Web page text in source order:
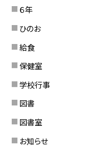
６年
ひのお
給食
保健室
学校行事
図書
図書室
お知らせ